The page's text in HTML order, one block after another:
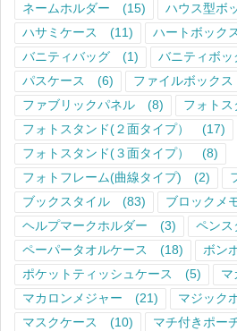
ネームホルダー
(15) ハウス型ボ
ハサミケース
(11) ハートボック
バニティバッグ
(1) バニティボッ
パスケース
(6) ファイルボックス
ファブリックパネル
(8) フォトス
フォトスタンド(２面タイプ）
(17)
フォトスタンド(３面タイプ）
(8)
フォトフレーム(曲線タイプ)
(2)
ブックスタイル
(83) ブロックメ
ヘルプマークホルダー
(3) ペンス
ペーパータオルケース
(18) ボン
ポケットティッシュケース
(5) マ
マカロンメジャー
(21) マジック
マスクケース
(10) マチ付きポー